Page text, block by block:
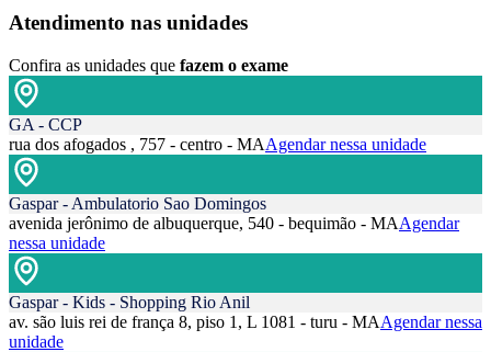
Atendimento nas unidades
Confira as unidades que fazem o exame
GA - CCP
rua dos afogados , 757 - centro - MAAgendar nessa unidade
Gaspar - Ambulatorio Sao Domingos
avenida jerônimo de albuquerque, 540 - bequimão - MAAgendar
nessa unidade
Gaspar - Kids - Shopping Rio Anil
av. são luis rei de frança 8, piso 1, L 1081 - turu - MAAgendar nessa
unidade